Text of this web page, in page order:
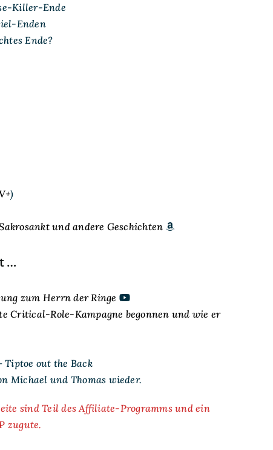
Killer-Ende
Enden
Ende?
)
und andere Geschichten
…
zum Herrn der Ringe
Critical-Role-Kampagne begonnen und wie er
out the Back
Michael und Thomas wieder.
sind Teil des Affiliate-Programms und ein
zugute.